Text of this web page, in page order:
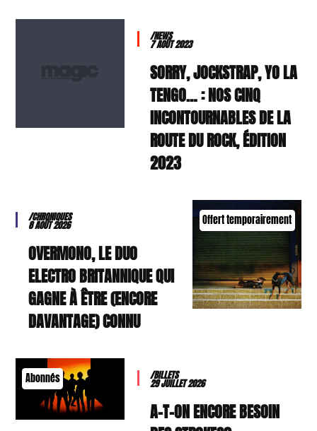
/NEWS
7 AOÛT 2023
SORRY, JOCKSTRAP, YO LA
TENGO… : NOS CINQ
INCONTOURNABLES DE LA
ROUTE DU ROCK, ÉDITION
2023
Offert temporairement
/CHRONIQUES
8 AOÛT 2026
OVERMONO, LE DUO
ELECTRO BRITANNIQUE QUI
GAGNE À ÊTRE (ENCORE
DAVANTAGE) CONNU
Abonnés /BILLETS
29 JUILLET 2026
A-T-ON ENCORE BESOIN